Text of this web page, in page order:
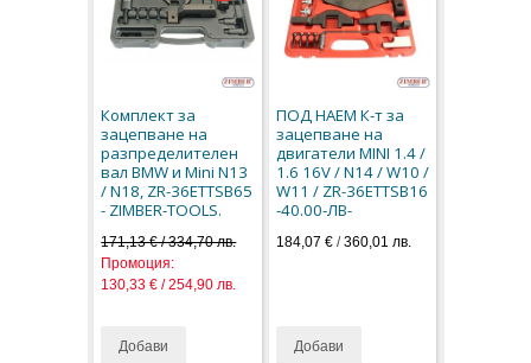
Комплект за
зацепване на
разпределителен
вал BMW и Mini N13
/ N18, ZR-36ETTSB65
- ZIMBER-TOOLS.
171,13 € / 334,70 лв.
Промоция:
130,33 € / 254,90 лв.
Добави
ПОД НАЕМ К-т за
зацепване на
двигатели MINI 1.4 /
1.6 16V / N14 / W10 /
W11 / ZR-36ETTSB16
-40.00-ЛВ-
184,07 €/360,01 лв.
Добави